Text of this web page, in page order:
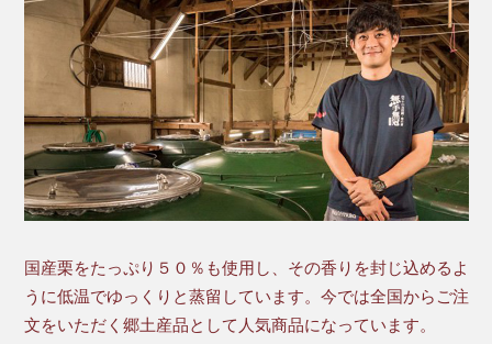
国産栗をたっぷり５０％も使用し、その香りを封じ込めるよ
うに低温でゆっくりと蒸留しています。今では全国からご注
文をいただく郷土産品として人気商品になっています。